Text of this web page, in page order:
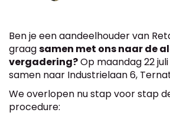
Ben je een aandeelhouder van
graagsamen met ons naar de
vergadering?Op maandag 22
samen naar Industrielaan 6,
We overlopen nu stap voor stap
procedure: